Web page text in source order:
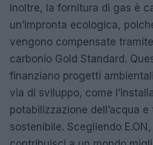
Inoltre, la fornitura di gas è
un’impronta ecologica,
vengono compensate
carbonio Gold Standard.
finanziano progetti
via di sviluppo, come
potabilizzazione dell’acqua
sostenibile. Scegliendo